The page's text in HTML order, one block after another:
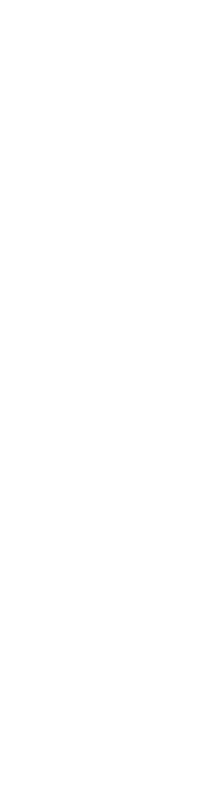
โครงการนี้มีความสำคัญ
สรรค์โซลูชั่นการขับเคลื่
ากำลังมองหาบนชั้นวาง”
นี้เป็นเพราะการบริห
ถูกสร้างขึ้นจากปร
แบรนด์ของเราเมื่อเรา